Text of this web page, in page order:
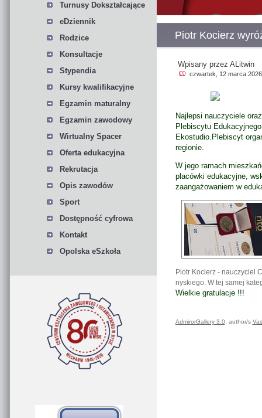
Turnusy Dokształcające
eDziennik
Rodzice
Konsultacje
Stypendia
Kursy kwalifikacyjne
Egzamin maturalny
Egzamin zawodowy
Wirtualny Spacer
Oferta edukacyjna
Rekrutacja
Opis zawodów
Sport
Dostępność cyfrowa
Kontakt
Opolska eSzkoła
Piotr Kocierz
Wpisany przez ALitwin
czwartek, 12 marca
Najlepsi nauczyciele
Plebiscytu
Ekostudio. Plebiscyt
regionie.
W jego ramach
placówki edukacyjne,
zaangażowaniem w
Piotr Kocierz - nauczyciel
nyskiego. W tej samej
Wielkie gratulacje !!!
AdmirorGallery 3.0 , author/s